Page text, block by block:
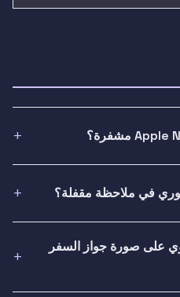
في ملاحظة مقفلة؟
على صورة جواز السفر